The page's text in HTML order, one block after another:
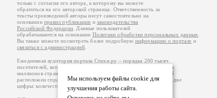
Мы используем файлы cookie для
улучшения работы сайта.
только с согласия его автора, к которому вы можете
обратиться на его авторской странице. Ответственность за
тексты произведений авторы несут самостоятельно на
основанииправил публикации изаконодательства
Российской Федерации . Данные пользователей
обрабатываются на основании Политики обработки персональных данных
Вы также можете посмотреть более подробную информацию о портале и
связаться с администрацией
Ежедневная аудитория портала Стихи.ру – порядка 200 тысяч
посетителей, которые в общей сумме просматривают более двух
миллионов страниц по данным счетчика посещаемости, который
расположен справа от этого текста. В каждой графе указано по две
цифры: количество просмотров и количество посетителей.